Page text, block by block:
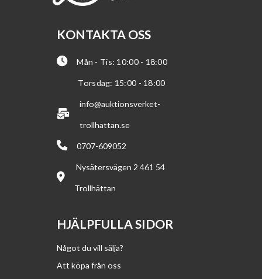
KONTAKTA OSS
Mån - Tis: 10:00 - 18:00
Torsdag: 15:00 - 18:00
info@auktionsverket-
trollhattan.se
0707-609052
Nysätersvägen 2 461 54
Trollhättan
HJÄLPFULLA SIDOR
Något du vill sälja?
Att köpa från oss